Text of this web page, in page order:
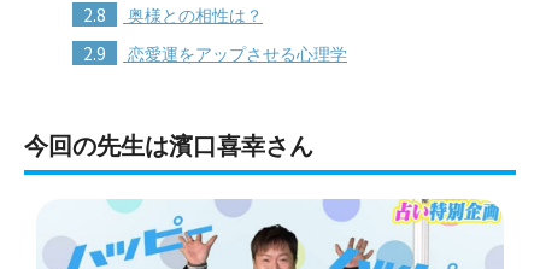
2.8 奥様との相性は？
2.9 恋愛運をアップさせる心理学
今回の先生は濱口喜幸さん